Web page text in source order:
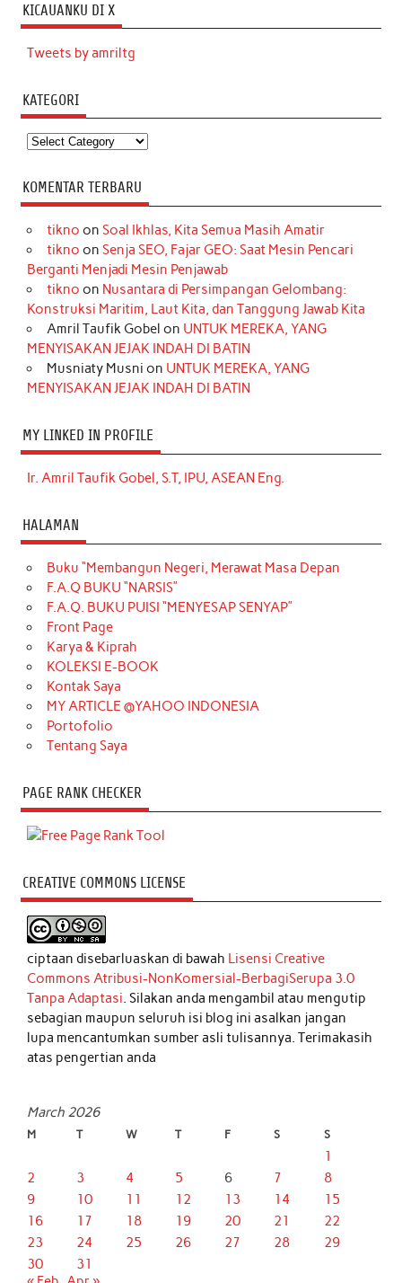
KICAUANKU DI X
Tweets by amriltg
KATEGORI
Kategori
KOMENTAR TERBARU
tikno on Soal Ikhlas, Kita Semua Masih Amatir
tikno on Senja SEO, Fajar GEO: Saat Mesin Pencari
Berganti Menjadi Mesin Penjawab
tikno on Nusantara di Persimpangan Gelombang:
Konstruksi Maritim, Laut Kita, dan Tanggung Jawab Kita
Amril Taufik Gobel on UNTUK MEREKA, YANG
MENYISAKAN JEJAK INDAH DI BATIN
Musniaty Musni on UNTUK MEREKA, YANG
MENYISAKAN JEJAK INDAH DI BATIN
MY LINKED IN PROFILE
Ir. Amril Taufik Gobel, S.T, IPU, ASEAN Eng.
HALAMAN
Buku “Membangun Negeri, Merawat Masa Depan
F.A.Q BUKU “NARSIS”
F.A.Q. BUKU PUISI “MENYESAP SENYAP”
Front Page
Karya & Kiprah
KOLEKSI E-BOOK
Kontak Saya
MY ARTICLE @YAHOO INDONESIA
Portofolio
Tentang Saya
PAGE RANK CHECKER
CREATIVE COMMONS LICENSE
ciptaan disebarluaskan di bawah Lisensi Creative
Commons Atribusi-NonKomersial-BerbagiSerupa 3.0
Tanpa Adaptasi. Silakan anda mengambil atau mengutip
sebagian maupun seluruh isi blog ini asalkan jangan
lupa mencantumkan sumber asli tulisannya. Terimakasih
atas pengertian anda
March 2026
M T W T F S S
1
2
3 4 5 6 7
8
9
10 11 12 13 14
15
16
17 18 19 20 21
22
23
24 25 26 27 28
29
30
31